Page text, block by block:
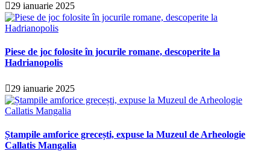
29 ianuarie 2025
Piese de joc folosite în jocurile romane, descoperite la
Hadrianopolis
29 ianuarie 2025
Ștampile amforice grecești, expuse la Muzeul de Arheologie
Callatis Mangalia